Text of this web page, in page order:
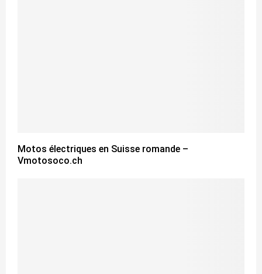
Motos électriques en Suisse romande –
Vmotosoco.ch